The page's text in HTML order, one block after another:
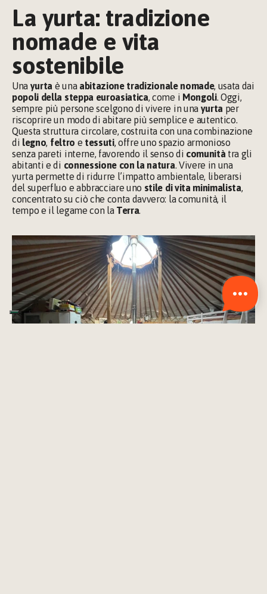
La yurta: tradizione
nomade e vita
sostenibile
Una yurta è una abitazione tradizionale nomade
popoli della steppa euroasiatica, come i Mongoli. Oggi,
sempre più persone scelgono di vivere in una yurta per
riscoprire un modo di abitare più semplice e autentico.
Questa struttura circolare, costruita con una combinazione
di legno, feltro e tessuti, offre uno spazio armonioso
senza pareti interne, favorendo il senso di comunità tra gli
abitanti e di connessione con la natura. Vivere in una
yurta permette di ridurre l’impatto ambientale, liberarsi
del superfluo e abbracciare uno stile di vita minimalista,
concentrato su ciò che conta davvero: la comunità, il
tempo e il legame con la Terra.